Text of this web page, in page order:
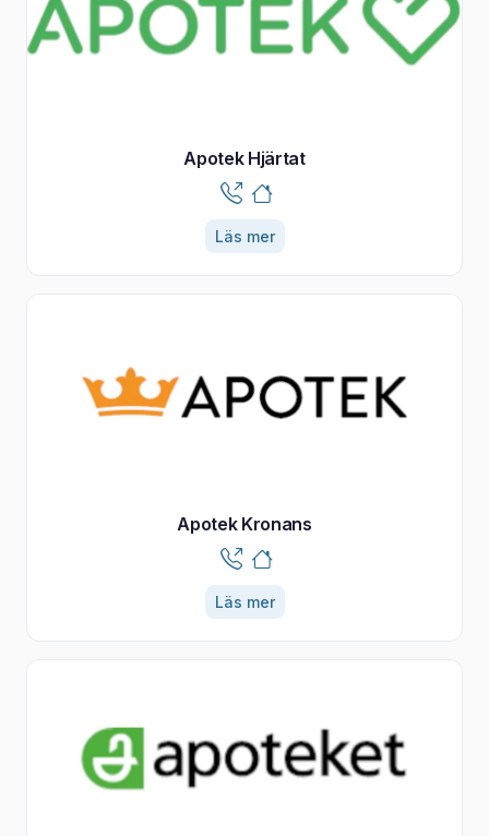
Apotek Hjärtat
Läs mer
Apotek Kronans
Läs mer